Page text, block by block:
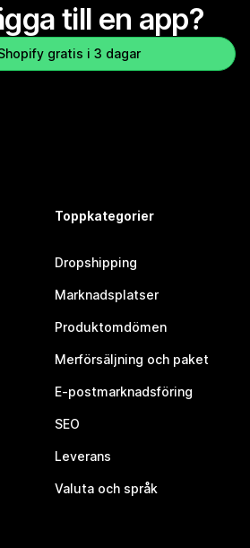
till en app?
gratis i 3 dagar
Toppkategorier
Dropshipping
Marknadsplatser
Produktomdömen
Merförsäljning och paket
E-postmarknadsföring
SEO
Leverans
Valuta och språk